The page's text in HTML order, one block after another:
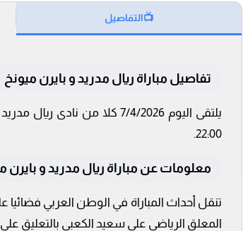
📺التفاصيل
تفاصيل مباراة ريال مدريد و بايرن ميونخ
22:00.
معلومات عن مباراة ريال مدريد و بايرن ميونخ 7/
المعلق الرياضى علي سعيد الكعبي بالتعليق على